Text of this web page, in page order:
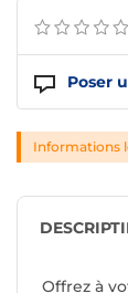
Poser
Informations
Offrez à